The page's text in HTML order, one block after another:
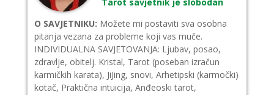
O SAVJETNIKU: Možete mi postaviti sva osobna
pitanja vezana za probleme koji vas muče.
INDIVIDUALNA SAVJETOVANJA: Ljubav, posao,
zdravlje, obitelj. Kristal, Tarot (poseban izračun
karmičkih karata), JiJing, snovi, Arhetipski (karmočki)
kotač, Praktična intuicija, Anđeoski tarot,